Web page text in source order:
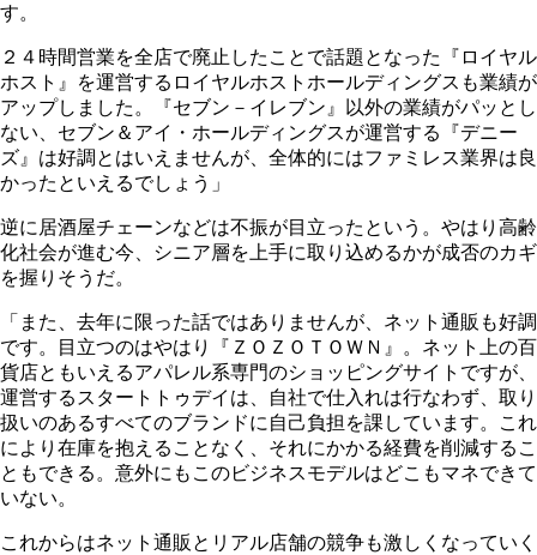
す。
２４時間営業を全店で廃止したことで話題となった『ロイヤル
ホスト』を運営するロイヤルホストホールディングスも業績が
アップしました。『セブン－イレブン』以外の業績がパッとし
ない、セブン＆アイ・ホールディングスが運営する『デニー
ズ』は好調とはいえませんが、全体的にはファミレス業界は良
かったといえるでしょう」
逆に居酒屋チェーンなどは不振が目立ったという。やはり高齢
化社会が進む今、シニア層を上手に取り込めるかが成否のカギ
を握りそうだ。
「また、去年に限った話ではありませんが、ネット通販も好調
です。目立つのはやはり『ＺＯＺＯＴＯＷＮ』。ネット上の百
貨店ともいえるアパレル系専門のショッピングサイトですが、
運営するスタートトゥデイは、自社で仕入れは行なわず、取り
扱いのあるすべてのブランドに自己負担を課しています。これ
により在庫を抱えることなく、それにかかる経費を削減するこ
ともできる。意外にもこのビジネスモデルはどこもマネできて
いない。
これからはネット通販とリアル店舗の競争も激しくなっていく